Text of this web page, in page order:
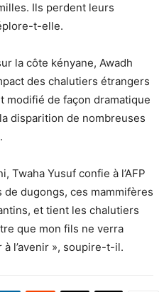
Ils perdent leurs
t-elle.
la côte kényane, Awadh
des chalutiers étrangers
modifié de façon dramatique
disparition de nombreuses
Twaha Yusuf confie à l’AFP
de dugongs, ces mammifères
et tient les chalutiers
que mon fils ne verra
l’avenir », soupire-t-il.